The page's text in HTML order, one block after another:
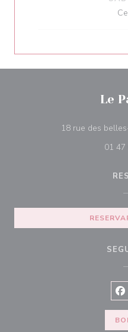
Le
18 rue des
01 47